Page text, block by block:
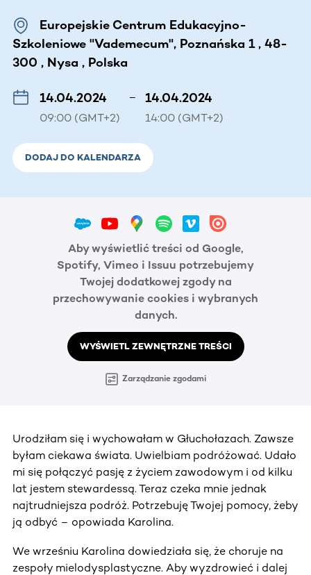
Europejskie Centrum Edukacyjno-
Szkoleniowe "Vademecum", Poznańska 1 , 48-
300 , Nysa , Polska
14.04.2024
09:00 (GMT+2)
– 14.04.2024
14:00 (GMT+2)
DODAJ DO KALENDARZA
Aby wyświetlić treści od Google,
Spotify, Vimeo i Issuu potrzebujemy
Twojej dodatkowej zgody na
przechowywanie cookies i wybranych
danych.
WYŚWIETL ZEWNĘTRZNE TREŚCI
Zarządzanie zgodami
Urodziłam się i wychowałam w Głuchołazach. Zawsze
byłam ciekawa świata. Uwielbiam podróżować. Udało
mi się połączyć pasję z życiem zawodowym i od kilku
lat jestem stewardessą. Teraz czeka mnie jednak
najtrudniejsza podróż. Potrzebuję Twojej pomocy, żeby
ją odbyć – opowiada Karolina.
We wrześniu Karolina dowiedziała się, że choruje na
zespoły mielodysplastyczne. Aby wyzdrowieć i dalej